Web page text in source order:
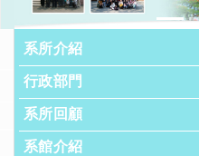
系所介紹
行政部門
系所回顧
系館介紹